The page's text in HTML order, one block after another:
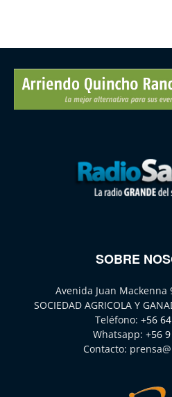
SOBRE
Avenida Juan Mackenna
SOCIEDAD AGRICOLA Y
Teléfono: +56
Whatsapp: +56
Contacto: